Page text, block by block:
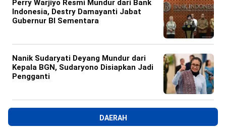
Perry Warjiyo Resmi Mundur dari Bank
Indonesia, Destry Damayanti Jabat
Gubernur BI Sementara
Nanik Sudaryati Deyang Mundur dari
Kepala BGN, Sudaryono Disiapkan Jadi
Pengganti
DAERAH